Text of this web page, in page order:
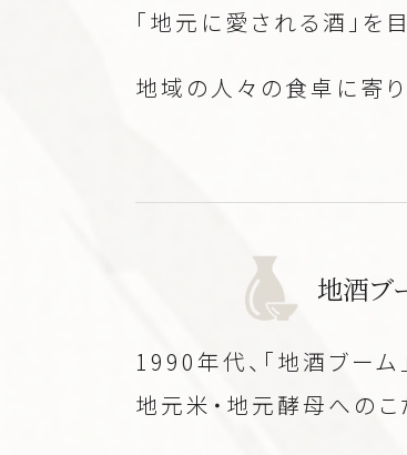
「地元に愛される酒」を
地域の人々の食卓に寄
地酒ブ
1990年代、「地酒ブーム
地元米・地元酵母へのこ